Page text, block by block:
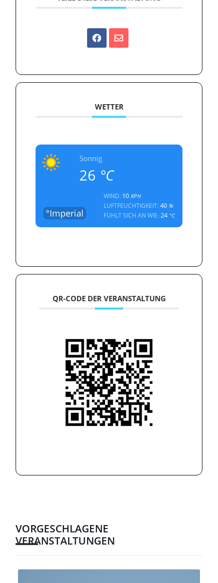
WETTER
Sonnig
26 °C
°Imperial
WIND: 10 KPH
LUFTFEUCHTIGKEIT:40 %
FÜHLT SICH AN WIE:24°C
QR-CODE DER VERANSTALTUNG
VORGESCHLAGENE
VERANSTALTUNGEN